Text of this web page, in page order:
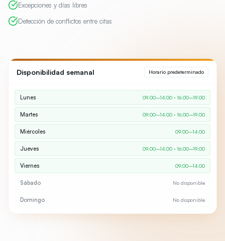
Disponibilidad semanal Horario predeterminado
Lunes 09:00–14:00 · 16:00–19:00
Martes 09:00–14:00 · 16:00–19:00
Miércoles 09:00–14:00
Jueves 09:00–14:00 · 16:00–19:00
Viernes 09:00–14:00
Sábado No disponible
Domingo No disponible
Excepciones y días libres
Detección de conflictos entre citas